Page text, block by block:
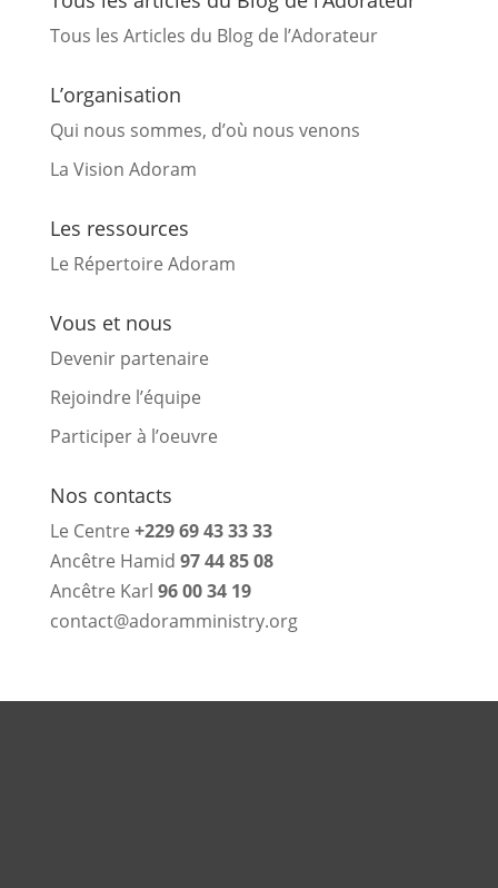
Tous les Articles du Blog de l’Adorateur
L’organisation
Qui nous sommes, d’où nous venons
La Vision Adoram
Les ressources
Le Répertoire Adoram
Vous et nous
Devenir partenaire
Rejoindre l’équipe
Participer à l’oeuvre
Nos contacts
Le Centre +229 69 43 33 33
Ancêtre Hamid 97 44 85 08
Ancêtre Karl 96 00 34 19
contact@adoramministry.org